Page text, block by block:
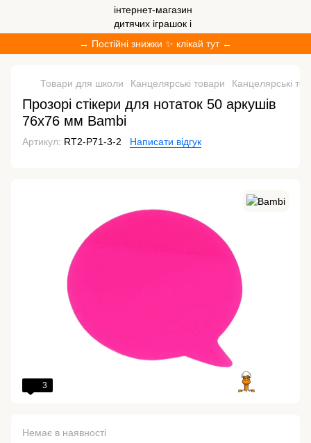
→ Постійні знижки ✨ клікай тут ←
Товари для школи Канцелярські товари Канцелярські
Прозорі стікери для нотаток 50 аркушів
76х76 мм Bambi
Артикул: RT2-Р71-3-2 Написати відгук
3
Немає в наявності